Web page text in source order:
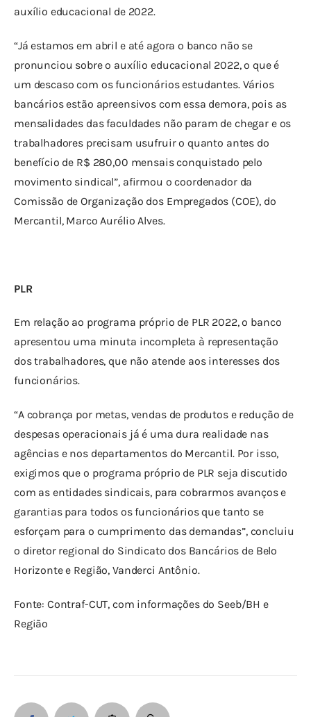
auxílio educacional de 2022.
“Já estamos em abril e até agora o banco não se
pronunciou sobre o auxílio educacional 2022, o que é
um descaso com os funcionários estudantes. Vários
bancários estão apreensivos com essa demora, pois as
mensalidades das faculdades não param de chegar e os
trabalhadores precisam usufruir o quanto antes do
benefício de R$ 280,00 mensais conquistado pelo
movimento sindical”, afirmou o coordenador da
Comissão de Organização dos Empregados (COE), do
Mercantil, Marco Aurélio Alves.
PLR
Em relação ao programa próprio de PLR 2022, o banco
apresentou uma minuta incompleta à representação
dos trabalhadores, que não atende aos interesses dos
funcionários.
“A cobrança por metas, vendas de produtos e redução de
despesas operacionais já é uma dura realidade nas
agências e nos departamentos do Mercantil. Por isso,
exigimos que o programa próprio de PLR seja discutido
com as entidades sindicais, para cobrarmos avanços e
garantias para todos os funcionários que tanto se
esforçam para o cumprimento das demandas”, concluiu
o diretor regional do Sindicato dos Bancários de Belo
Horizonte e Região, Vanderci Antônio.
Fonte: Contraf-CUT, com informações do Seeb/BH e
Região